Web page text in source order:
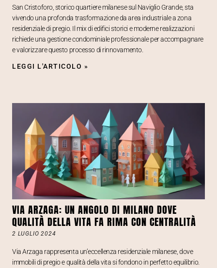
San Cristoforo, storico quartiere milanese sul Naviglio Grande, sta
vivendo una profonda trasformazione da area industriale a zona
residenziale di pregio. Il mix di edifici storici e moderne realizzazioni
richiede una gestione condominiale professionale per accompagnare
e valorizzare questo processo di rinnovamento.
LEGGI L'ARTICOLO »
VIA ARZAGA: UN ANGOLO DI MILANO DOVE
QUALITÀ DELLA VITA FA RIMA CON CENTRALITÀ
2 LUGLIO 2024
Via Arzaga rappresenta un’eccellenza residenziale milanese, dove
immobili di pregio e qualità della vita si fondono in perfetto equilibrio.